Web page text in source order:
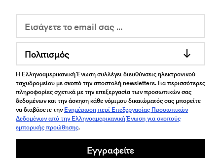
Πολιτισμός
Η Ελληνοαμερικανική Ένωση συλλέγει διευθύνσεις ηλεκτρονικού
ταχυδρομείου με σκοπό την αποστολή newsletters. Για περισσότερες
πληροφορίες σχετικά με την επεξεργασία των προσωπικών σας
δεδομένων και την άσκηση κάθε νόμιμου δικαιώματός σας μπορείτε
να διαβάσετε την Ενημέρωση περί Επεξεργασίας Προσωπικών
Δεδομένων από την Ελληνοαμερικανική Ένωση για σκοπούς
εμπορικής προώθησης.
Εγγραφείτε